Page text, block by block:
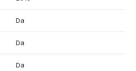
Da
Da
Da